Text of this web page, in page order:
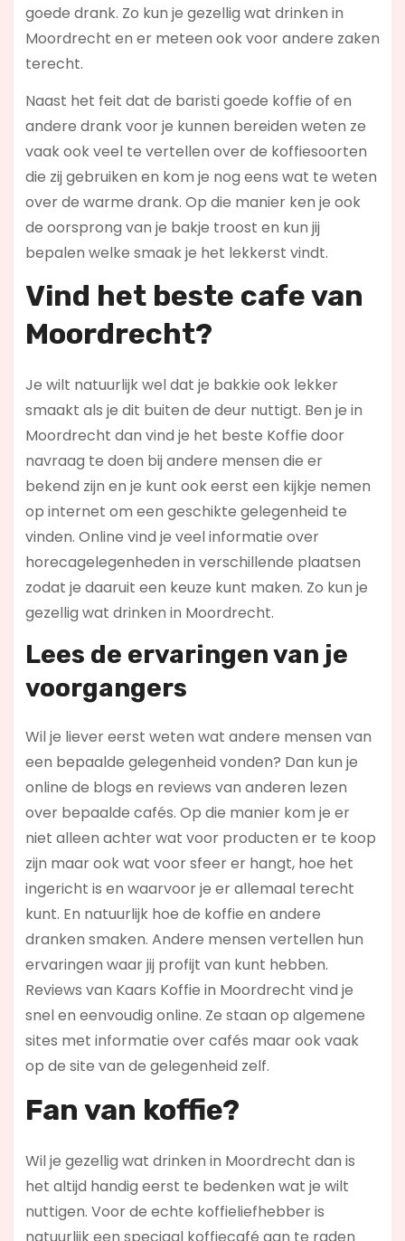
goede drank. Zo kun je gezellig wat drinken in
Moordrecht en er meteen ook voor andere zaken
terecht.
Naast het feit dat de baristi goede koffie of en
andere drank voor je kunnen bereiden weten ze
vaak ook veel te vertellen over de koffiesoorten
die zij gebruiken en kom je nog eens wat te weten
over de warme drank. Op die manier ken je ook
de oorsprong van je bakje troost en kun jij
bepalen welke smaak je het lekkerst vindt.
Vind het beste cafe van
Moordrecht?
Je wilt natuurlijk wel dat je bakkie ook lekker
smaakt als je dit buiten de deur nuttigt. Ben je in
Moordrecht dan vind je het beste Koffie door
navraag te doen bij andere mensen die er
bekend zijn en je kunt ook eerst een kijkje nemen
op internet om een geschikte gelegenheid te
vinden. Online vind je veel informatie over
horecagelegenheden in verschillende plaatsen
zodat je daaruit een keuze kunt maken. Zo kun je
gezellig wat drinken in Moordrecht.
Lees de ervaringen van je
voorgangers
Wil je liever eerst weten wat andere mensen van
een bepaalde gelegenheid vonden? Dan kun je
online de blogs en reviews van anderen lezen
over bepaalde cafés. Op die manier kom je er
niet alleen achter wat voor producten er te koop
zijn maar ook wat voor sfeer er hangt, hoe het
ingericht is en waarvoor je er allemaal terecht
kunt. En natuurlijk hoe de koffie en andere
dranken smaken. Andere mensen vertellen hun
ervaringen waar jij profijt van kunt hebben.
Reviews van Kaars Koffie in Moordrecht vind je
snel en eenvoudig online. Ze staan op algemene
sites met informatie over cafés maar ook vaak
op de site van de gelegenheid zelf.
Fan van koffie?
Wil je gezellig wat drinken in Moordrecht dan is
het altijd handig eerst te bedenken wat je wilt
nuttigen. Voor de echte koffieliefhebber is